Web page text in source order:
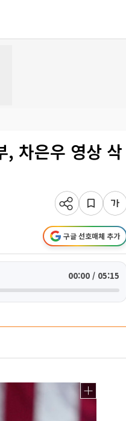
, 차은우 영상 삭
구글 선호매체 추가
00:00 / 05:15